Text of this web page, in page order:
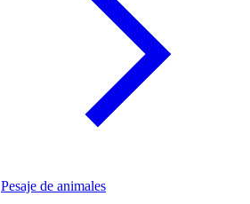
Pesaje de animales